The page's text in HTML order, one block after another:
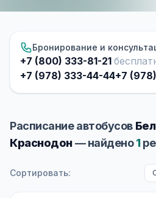
Бронирование и
+7 (800) 333-81-21
+7 (978) 333-44-44+7
Расписание автобусов
Краснодон— найдено1
Сортировать: